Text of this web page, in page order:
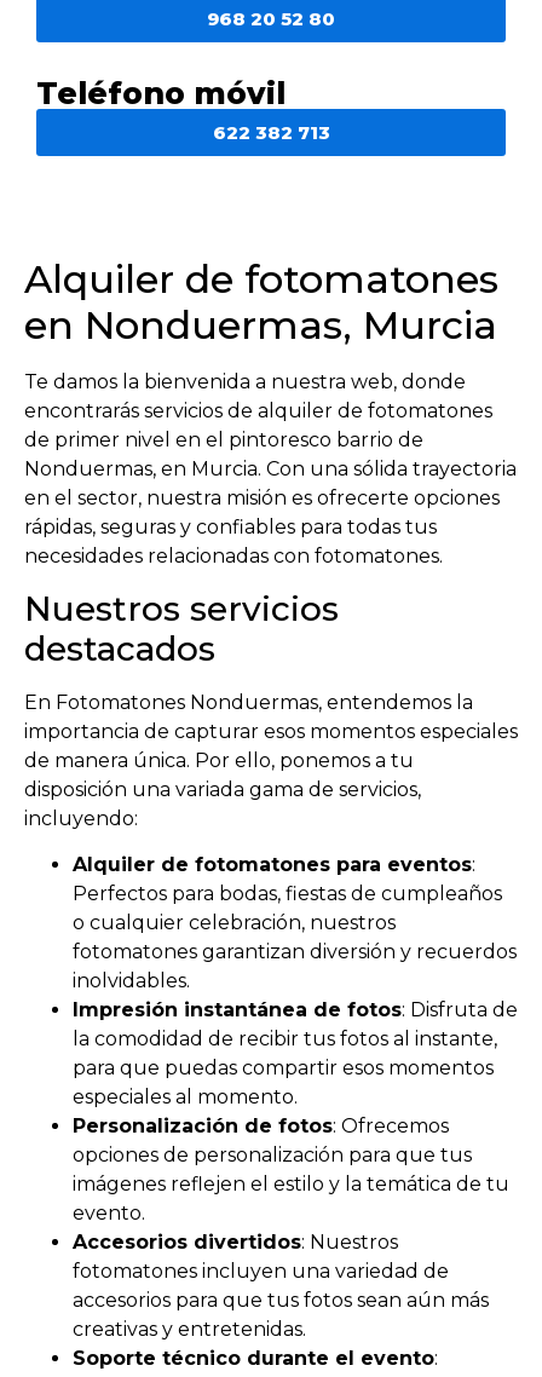
968 20 52 80
Teléfono móvil
622 382 713
Alquiler de fotomatones
en Nonduermas, Murcia
Te damos la bienvenida a nuestra web, donde
encontrarás servicios de alquiler de fotomatones
de primer nivel en el pintoresco barrio de
Nonduermas, en Murcia. Con una sólida trayectoria
en el sector, nuestra misión es ofrecerte opciones
rápidas, seguras y confiables para todas tus
necesidades relacionadas con fotomatones.
Nuestros servicios
destacados
En Fotomatones Nonduermas, entendemos la
importancia de capturar esos momentos especiales
de manera única. Por ello, ponemos a tu
disposición una variada gama de servicios,
incluyendo:
Alquiler de fotomatones para eventos:
Perfectos para bodas, fiestas de cumpleaños
o cualquier celebración, nuestros
fotomatones garantizan diversión y recuerdos
inolvidables.
Impresión instantánea de fotos: Disfruta de
la comodidad de recibir tus fotos al instante,
para que puedas compartir esos momentos
especiales al momento.
Personalización de fotos: Ofrecemos
opciones de personalización para que tus
imágenes reflejen el estilo y la temática de tu
evento.
Accesorios divertidos: Nuestros
fotomatones incluyen una variedad de
accesorios para que tus fotos sean aún más
creativas y entretenidas.
Soporte técnico durante el evento: